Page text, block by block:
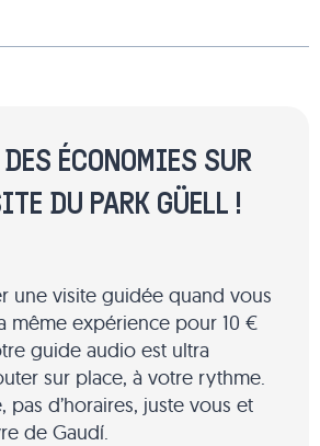
ÉCONOMIES SUR
DU PARK GÜELL !
une visite guidée quand vous
même expérience pour 10 €
guide audio est ultra
sur place, à votre rythme.
pas d’horaires, juste vous et
de Gaudí.